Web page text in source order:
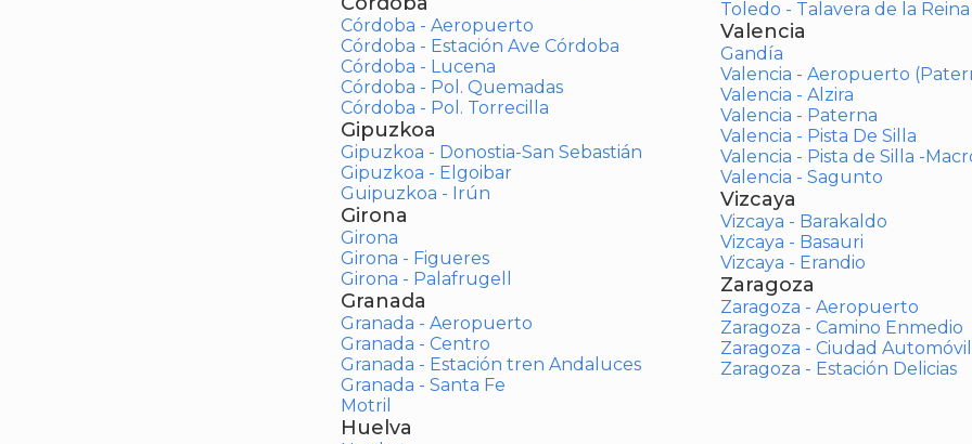
Córdoba - Aeropuerto
Córdoba - Estación Ave Córdoba
Córdoba - Lucena
Córdoba - Pol. Quemadas
Córdoba - Pol. Torrecilla
Gipuzkoa
Gipuzkoa - Donostia-San Sebastián
Gipuzkoa - Elgoibar
Guipuzkoa - Irún
Girona
Girona
Girona - Figueres
Girona - Palafrugell
Granada
Granada - Aeropuerto
Granada - Centro
Granada - Estación tren Andaluces
Granada - Santa Fe
Motril
Huelva
Toledo - Talavera de la Reina
Valencia
Gandía
Valencia - Aeropuerto
Valencia - Alzira
Valencia - Paterna
Valencia - Pista De Silla
Valencia - Pista de Silla -
Valencia - Sagunto
Vizcaya
Vizcaya - Barakaldo
Vizcaya - Basauri
Vizcaya - Erandio
Zaragoza
Zaragoza - Aeropuerto
Zaragoza - Camino Enmedio
Zaragoza - Ciudad Automóvil
Zaragoza - Estación Delicias